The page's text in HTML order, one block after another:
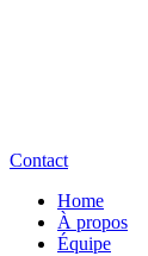
Contact
Home
À propos
Équipe